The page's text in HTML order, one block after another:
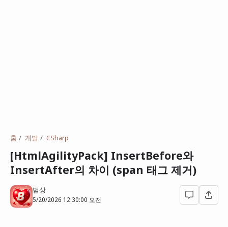
홈 개발 CSharp
[HtmlAgilityPack] InsertBefore와
InsertAfter의 차이 (span 태그 제거)
범상
5/20/2026 12:30:00 오전